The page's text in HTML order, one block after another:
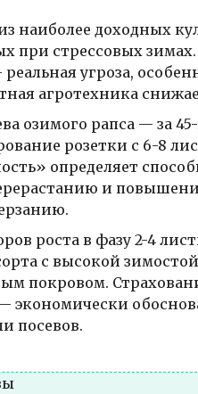
наиболее доходных
при стрессовых
угроза,
агротехника
озимого рапса — за
розетки с 6-8
определяет
и
роста в фазу 2-4
с высокой
покровом.
экономически
посевов.